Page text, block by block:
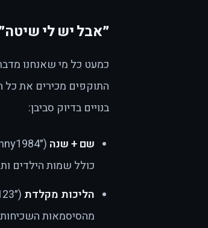
״אבל יש לי
כמעט כל מי שאנחנו
התוקפים מכירים את כל
בנויים בדיוק סביבן:
שם + שנה
כולל שמות הילדים
הליכות מקלדת
מהסיסמאות השכיחות